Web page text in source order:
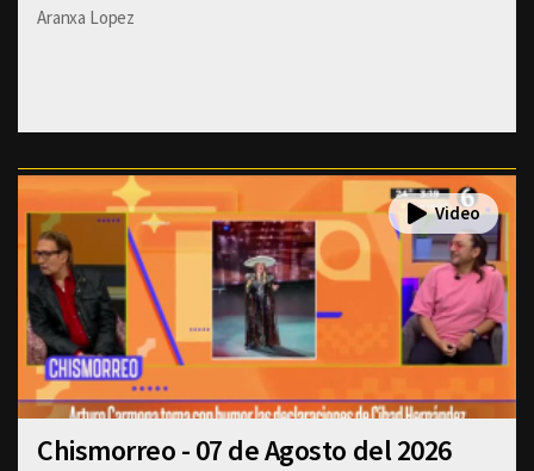
Aranxa Lopez
Chismorreo - 07 de Agosto del 2026